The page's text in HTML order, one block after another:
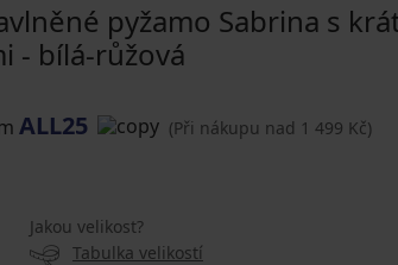
pyžamo Sabrina s
- bílá-růžová
ALL25 (Při nákupu nad 1 499 Kč)
Jakou velikost?
Tabulka velikostí